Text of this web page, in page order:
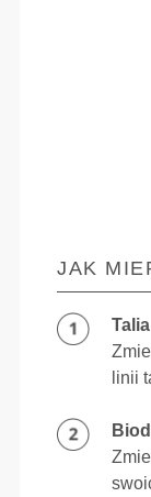
JAK
Talia
linii